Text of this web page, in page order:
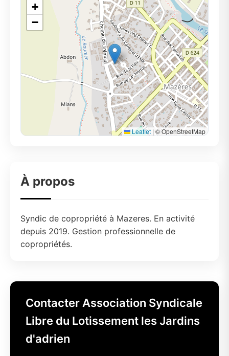
+
−
Leaflet | © OpenStreetMap
À propos
Syndic de copropriété à Mazeres. En activité
depuis 2019. Gestion professionnelle de
copropriétés.
Contacter Association Syndicale
Libre du Lotissement les Jardins
d'adrien